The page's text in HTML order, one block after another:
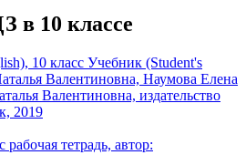
в 10 классе